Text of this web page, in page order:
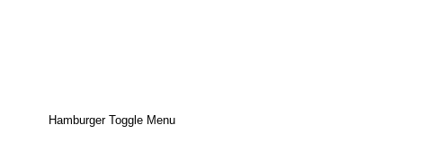
Hamburger Toggle Menu